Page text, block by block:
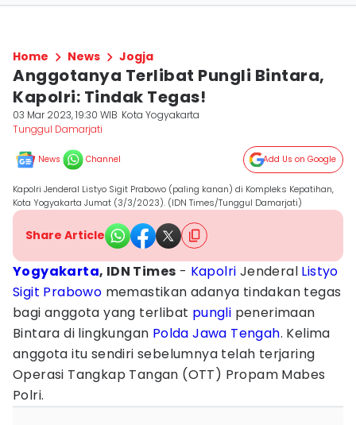
Home News Jogja
Anggotanya Terlibat Pungli Bintara,
Kapolri: Tindak Tegas!
03 Mar 2023, 19:30 WIB Kota Yogyakarta
Tunggul Damarjati
News Channel Add Us on Google
Kapolri Jenderal Listyo Sigit Prabowo (paling kanan) di Kompleks Kepatihan,
Kota Yogyakarta Jumat (3/3/2023). (IDN Times/Tunggul Damarjati)
Share Article
Yogyakarta, IDN Times - Kapolri Jenderal Listyo
Sigit Prabowo memastikan adanya tindakan tegas
bagi anggota yang terlibat pungli penerimaan
Bintara di lingkungan Polda Jawa Tengah. Kelima
anggota itu sendiri sebelumnya telah terjaring
Operasi Tangkap Tangan (OTT) Propam Mabes
Polri.